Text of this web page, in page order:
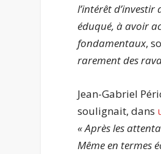
l’intérêt
éduqué, à avoir
fondamentaux,
rarement des
Jean-Gabriel
soulignait, dans
« Après les
Même en termes